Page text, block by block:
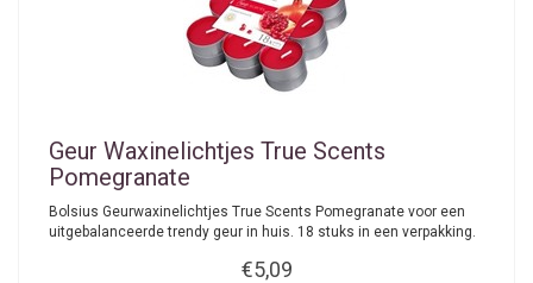
Geur Waxinelichtjes True Scents
Pomegranate
Bolsius Geurwaxinelichtjes True Scents Pomegranate voor een
uitgebalanceerde trendy geur in huis. 18 stuks in een verpakking.
€5,09